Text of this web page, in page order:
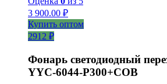
3 900.00 ₽
Купить оптом
2912 ₽
Фонарь светодиодный
YYC-6044-P300+COB